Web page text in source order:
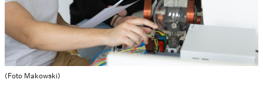
(Foto Makowski)